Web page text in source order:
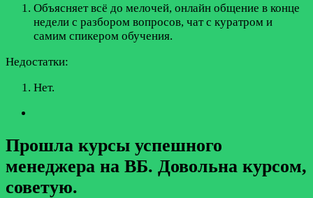
Объясняет всё до мелочей, онлайн общение в конце
недели с разбором вопросов, чат с куратром и
самим спикером обучения.
Недостатки:
Нет.
Прошла курсы успешного
менеджера на BБ. Довольна курсом,
советую.